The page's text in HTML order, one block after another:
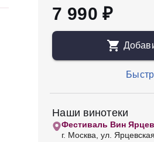
7 990 ₽
Наши винотеки
Фестиваль Вин
г. Москва, ул.